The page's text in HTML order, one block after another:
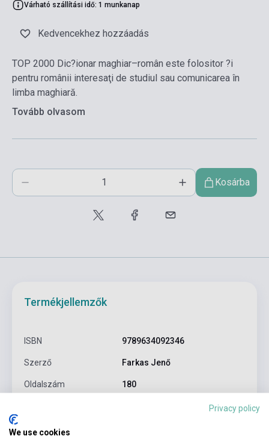
Várható szállítási idő: 1 munkanap
Kedvencekhez hozzáadás
TOP 2000 Dic?ionar maghiar–român este folositor ?i
pentru românii interesaţi de studiul sau comunicarea în
limba maghiară.
Tovább olvasom
Kosárba
Termékjellemzők
ISBN 9789634092346
Szerző Farkas Jenő
Oldalszám 180
Privacy policy
We use cookies